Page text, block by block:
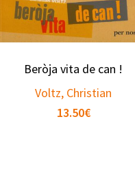
Beròja vita de can !
Voltz, Christian
13.50€